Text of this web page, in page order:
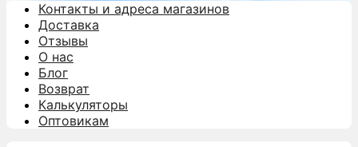
Контакты и адреса магазинов
Доставка
Отзывы
О нас
Блог
Возврат
Калькуляторы
Оптовикам